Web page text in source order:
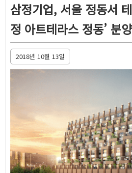
삼정기업, 서울 정동서
정 아트테라스 정동’ 분양
2018년 10월 13일